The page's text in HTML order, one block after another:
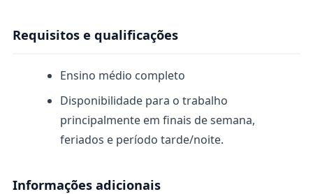
Requisitos e qualificações
Ensino médio completo
Disponibilidade para o trabalho
principalmente em finais de semana,
feriados e período tarde/noite.
Informações adicionais